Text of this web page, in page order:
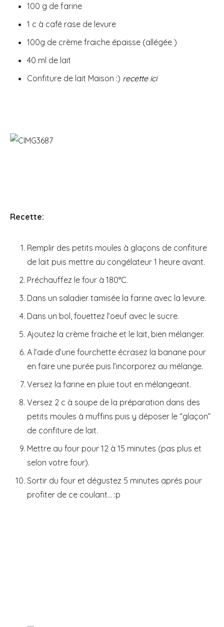
100 g de farine
1 c à café rase de levure
100g de crème fraiche épaisse (allégée )
40 ml de lait
Confiture de lait Maison :) recette ici
Recette:
Remplir des petits moules à glaçons de confiture
de lait puis mettre au congélateur 1 heure avant.
Préchauffez le four à 180°C.
Dans un saladier tamisée la farine avec la levure.
Dans un bol, fouettez l’oeuf avec le sucre.
Ajoutez la crème fraiche et le lait, bien mélanger.
A l’aide d’une fourchette écrasez la banane pour
en faire une purée puis l’incorporez au mélange.
Versez la farine en pluie tout en mélangeant.
Versez 2 c à soupe de la préparation dans des
petits moules à muffins puis y déposer le “glaçon”
de confiture de lait.
Mettre au four pour 12 à 15 minutes (pas plus et
selon votre four).
Sortir du four et dégustez 5 minutes aprés pour
profiter de ce coulant… :p